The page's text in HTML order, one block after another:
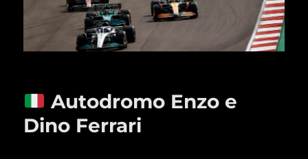
Autodromo Enzo e
Dino Ferrari